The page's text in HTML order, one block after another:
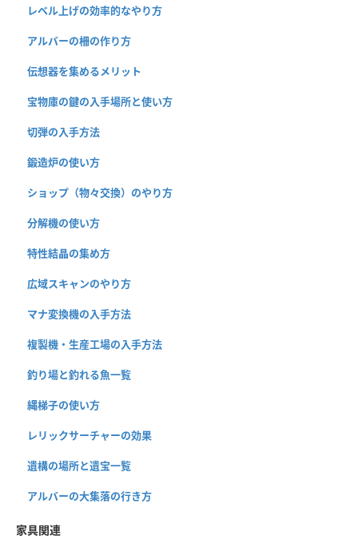
レベル上げの効率的なやり方
アルバーの柵の作り方
伝想器を集めるメリット
宝物庫の鍵の入手場所と使い方
切弾の入手方法
鍛造炉の使い方
ショップ（物々交換）のやり方
分解機の使い方
特性結晶の集め方
広域スキャンのやり方
マナ変換機の入手方法
複製機・生産工場の入手方法
釣り場と釣れる魚一覧
縄梯子の使い方
レリックサーチャーの効果
遺構の場所と遺宝一覧
アルバーの大集落の行き方
家具関連